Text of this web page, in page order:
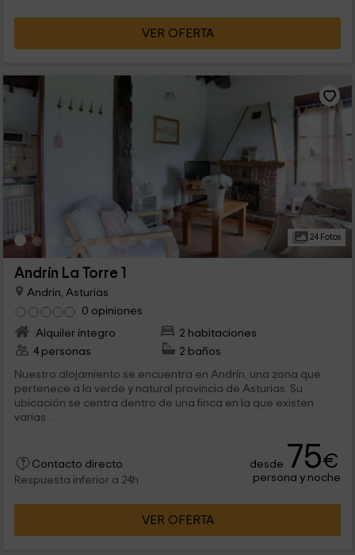
VER OFERTA
24 Fotos
Andrín La Torre 1
Andrin, Asturias
0 opiniones
Alquiler íntegro
2 habitaciones
4 personas
2 baños
Nuestro alojamiento se encuentra en Andrín, una zona que
pertenece a la verde y natural provincia de Asturias. Su
ubicación se centra dentro de una finca en la que existen
varias...
Contacto directo
Respuesta inferior a 24h
desde 75€
persona y noche
VER OFERTA